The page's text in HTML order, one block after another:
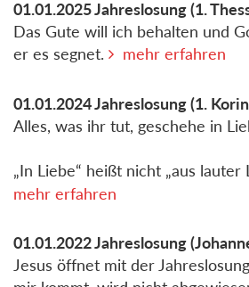
01.01.2025Jahreslosung(1.
Das Gute will ich behalten und
er es segnet.
mehr erfahren
01.01.2024Jahreslosung(1.
Alles, was ihr tut, geschehe in
„In Liebe“ heißt nicht „aus lauter
mehr erfahren
01.01.2022Jahreslosung
Jesus öffnet mit der